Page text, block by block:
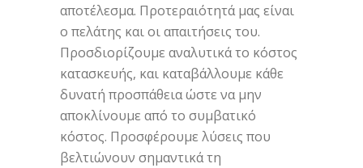
αποτέλεσμα. Προτεραιότητά μας είναι
ο πελάτης και οι απαιτήσεις του.
Προσδιορίζουμε αναλυτικά το κόστος
κατασκευής, και καταβάλλουμε κάθε
δυνατή προσπάθεια ώστε να μην
αποκλίνουμε από το συμβατικό
κόστος. Προσφέρουμε λύσεις που
βελτιώνουν σημαντικά τη